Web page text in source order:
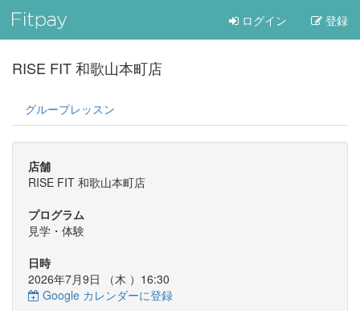
ログイン 登録
RISE FIT 和歌山本町店
グループレッスン
店舗
RISE FIT 和歌山本町店
プログラム
見学・体験
日時
2026年7月9日 （木 ）16:30
Google カレンダーに登録